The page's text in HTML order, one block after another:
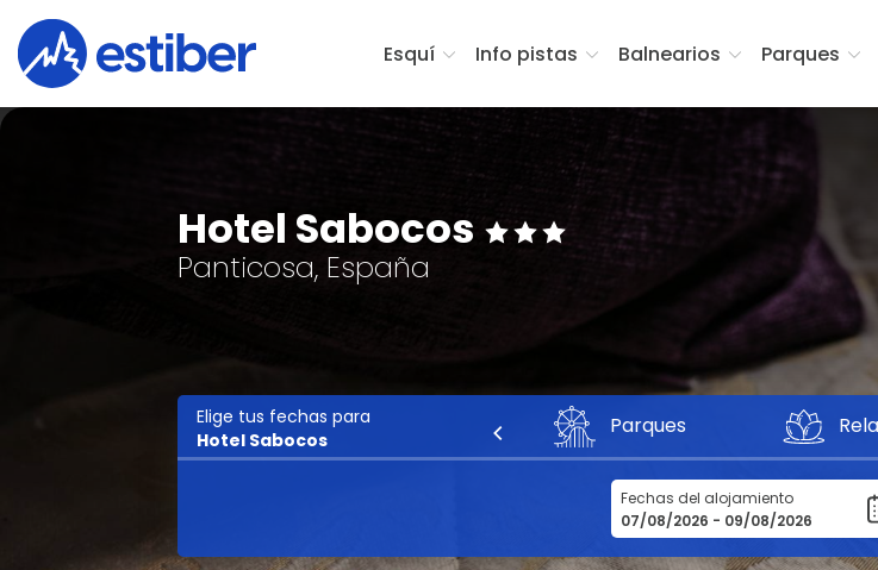
Esquí Info pistas Balnearios Parques
Hotel Sabocos
Panticosa, España
Elige tus fechas para
Hotel Sabocos
Parques
Fechas del alojamiento